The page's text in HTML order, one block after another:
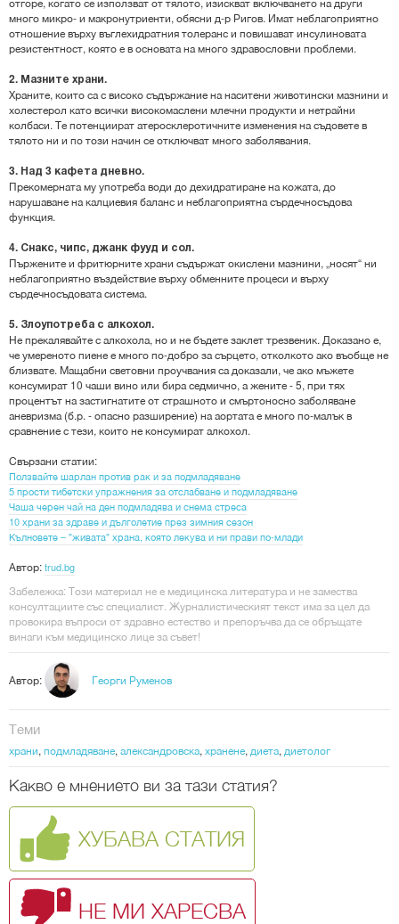
много микро- и макронутриенти, обясни д-р Ригов. Имат неблагоприятно
отношение върху въглехидратния толеранс и повишават инсулиновата
резистентност, която е в основата на много здравословни проблеми.
2. Мазните храни.
Храните, които са с високо съдържание на наситени животински мазнини и
холестерол като всички високомаслени млечни продукти и нетрайни
колбаси. Те потенциират атеросклеротичните изменения на съдовете в
тялото ни и по този начин се отключват много заболявания.
3. Над 3 кафета дневно.
Прекомерната му употреба води до дехидратиране на кожата, до
нарушаване на калциевия баланс и неблагоприятна сърдечносъдова
функция.
4. Снакс, чипс, джанк фууд и сол.
Пържените и фритюрните храни съдържат окислени мазнини, „носят“ ни
неблагоприятно въздействие върху обменните процеси и върху
сърдечносъдовата система.
5. Злоупотреба с алкохол.
Не прекалявайте с алкохола, но и не бъдете заклет трезвеник. Доказано е,
че умереното пиене е много по-добро за сърцето, отколкото ако въобще не
близвате. Мащабни световни проучвания са доказали, че ако мъжете
консумират 10 чаши вино или бира седмично, а жените - 5, при тях
процентът на застигнатите от страшното и смъртоносно заболяване
аневризма (б.р. - опасно разширение) на аортата е много по-малък в
сравнение с тези, които не консумират алкохол.
Свързани статии:
Ползвайте шарлан против рак и за подмладяване
5 прости тибетски упражнения за отслабване и подмладяване
Чаша черен чай на ден подмладява и снема стреса
10 храни за здраве и дълголетие през зимния сезон
Кълновете – "живата" храна, която лекува и ни прави по-млади
Автор:trud.bg
Забележка: Този материал не е медицинска литература и не замества
консултациите със специалист. Журналистическият текст има за цел да
провокира въпроси от здравно естество и препоръчва да се обръщате
винаги към медицинско лице за съвет!
Автор: Георги Руменов
Теми
храни, подмладяване, александровска, хранене, диета, диетолог
Какво е мнението ви за тази статия?
ХУБАВА СТАТИЯ
НЕ МИ ХАРЕСВА